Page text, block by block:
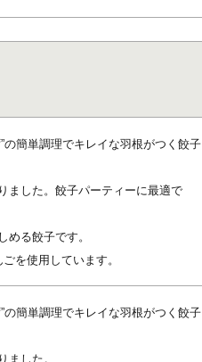
の簡単調理でキレイな羽根がつく餃子
ました。餃子パーティーに最適で
める餃子です。
を使用しています。
の簡単調理でキレイな羽根がつく餃子
ました。